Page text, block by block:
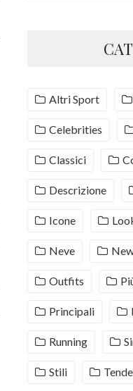
Altri Sport
Celebrities
Classici
Descrizione
Icone
Neve
Outfits
Principali
Running
Stili